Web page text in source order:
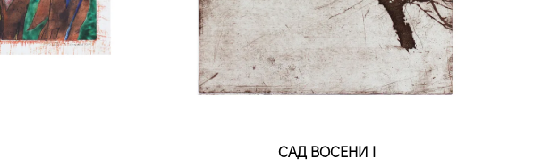
САД ВОСЕНИ І